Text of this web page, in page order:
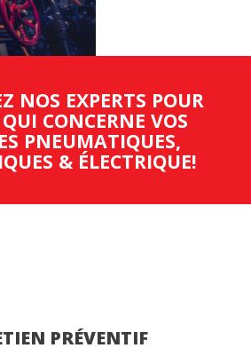
NOS EXPERTS POUR
CONCERNE VOS
PNEUMATIQUES,
& ÉLECTRIQUE!
PRÉVENTIF